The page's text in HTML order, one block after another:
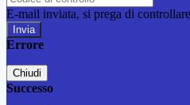
E-mail inviata, si prega di
Errore
Chiudi
Successo